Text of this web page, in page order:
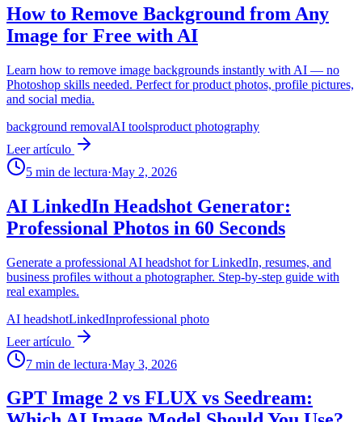
How to Remove Background from Any
Image for Free with AI
Learn how to remove image backgrounds instantly with AI — no
Photoshop skills needed. Perfect for product photos, profile pictures,
and social media.
background removalAI toolsproduct photography
Leer artículo
5 min de lectura·May 2, 2026
AI LinkedIn Headshot Generator:
Professional Photos in 60 Seconds
Generate a professional AI headshot for LinkedIn, resumes, and
business profiles without a photographer. Step-by-step guide with
real examples.
AI headshotLinkedInprofessional photo
Leer artículo
7 min de lectura·May 3, 2026
GPT Image 2 vs FLUX vs Seedream: